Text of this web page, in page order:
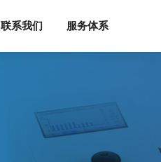
联系我们 服务体系